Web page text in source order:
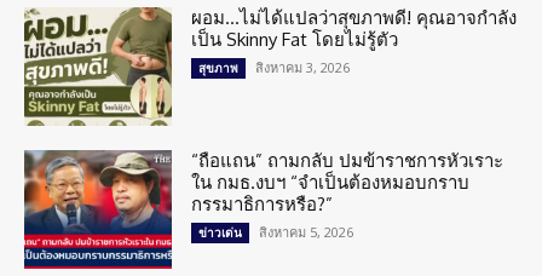
ผอม…ไม่ได้แปลว่าสุขภาพดี! คุณอาจกำลัง
เป็น Skinny Fat โดยไม่รู้ตัว
สุขภาพ สิงหาคม 3, 2026
“ถือแถน” ถามกลับ ปมข้าราชการหัวเราะ
ใน กมธ.งบฯ “จำเป็นต้องหมอบกราบ
กรรมาธิการหรือ?”
ข่าวเด่น สิงหาคม 5, 2026